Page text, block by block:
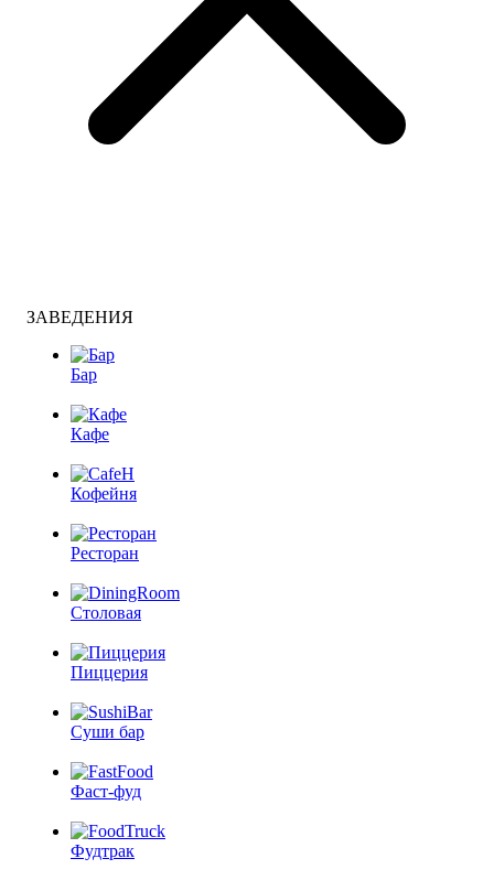
ЗАВЕДЕНИЯ
Бар
Кафе
Кофейня
Ресторан
Столовая
Пиццерия
Суши бар
Фаст-фуд
Фудтрак